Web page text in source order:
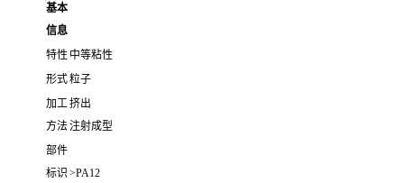
基本
信息
特性 中等粘性
形式粒子
加工
方法
挤出
注射成型
部件
标识 >PA12